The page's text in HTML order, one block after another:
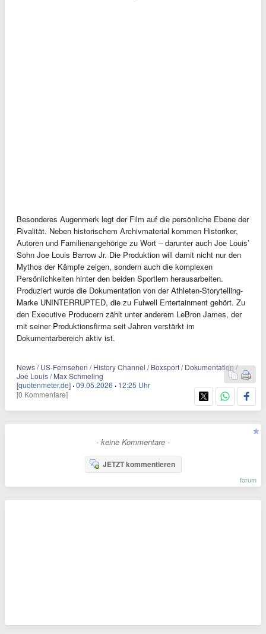
Besonderes Augenmerk legt der Film auf die persönliche Ebene der
Rivalität. Neben historischem Archivmaterial kommen Historiker,
Autoren und Familienangehörige zu Wort – darunter auch Joe Louis’
Sohn Joe Louis Barrow Jr. Die Produktion will damit nicht nur den
Mythos der Kämpfe zeigen, sondern auch die komplexen
Persönlichkeiten hinter den beiden Sportlern herausarbeiten.
Produziert wurde die Dokumentation von der Athleten-Storytelling-
Marke UNINTERRUPTED, die zu Fulwell Entertainment gehört. Zu
den Executive Producern zählt unter anderem LeBron James, der
mit seiner Produktionsfirma seit Jahren verstärkt im
Dokumentarbereich aktiv ist.
News / US-Fernsehen / History Channel / Boxsport / Dokumentation /
Joe Louis / Max Schmeling
[quotenmeter.de] ·09.05.2026 · 12:25 Uhr
[0 Kommentare]
- keine Kommentare -
JETZT kommentieren
forum